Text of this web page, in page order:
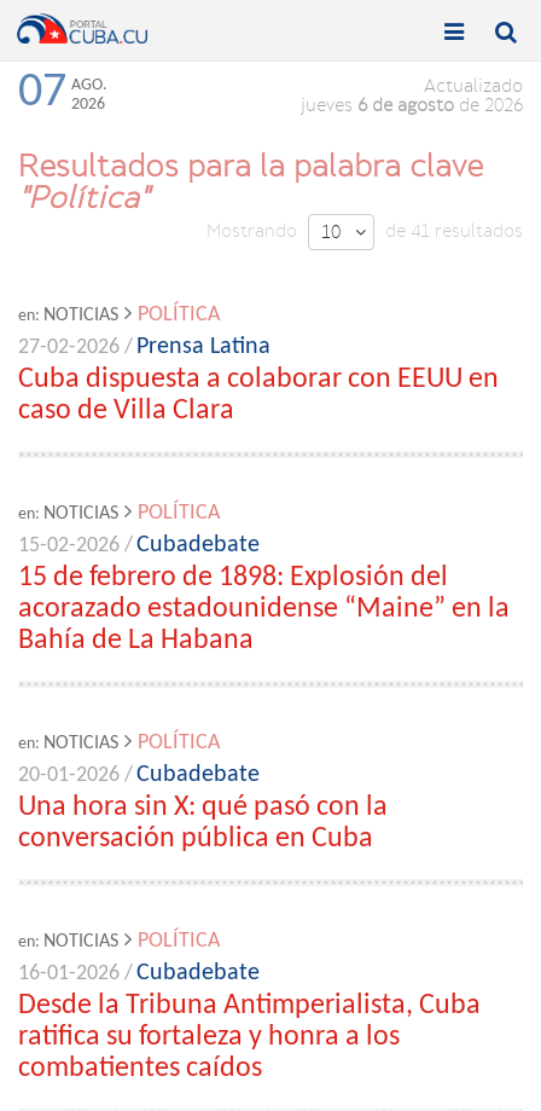
Toggle

Toggle

07 AGO.
2026
Actualizado
jueves 6 de agosto de 2026
Resultados para la palabra clave
"Política"
Mostrando 10  de 41 resultados
en: NOTICIAS
POLÍTICA
27-02-2026 / Prensa Latina
Cuba dispuesta a colaborar con EEUU en
caso de Villa Clara
en: NOTICIAS
POLÍTICA
15-02-2026 /Cubadebate
15 de febrero de 1898: Explosión del
acorazado estadounidense “Maine” en la
Bahía de La Habana
en: NOTICIAS
POLÍTICA
20-01-2026 /Cubadebate
Una hora sin X: qué pasó con la
conversación pública en Cuba
en: NOTICIAS
POLÍTICA
16-01-2026 /Cubadebate
Desde la Tribuna Antimperialista, Cuba
ratifica su fortaleza y honra a los
combatientes caídos